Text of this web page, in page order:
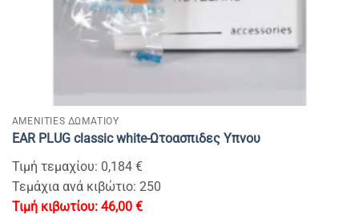
AMENITIES ΔΩΜΑΤΙΟΥ
EAR PLUG classic white-Ωτοασπιδες Υπνου
Τιμή τεμαχίου: 0,184 €
Τεμάχια ανά κιβώτιο: 250
46,00 €